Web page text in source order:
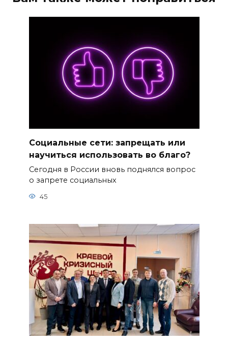
Социальные сети: запрещать или
научиться использовать во благо?
Сегодня в России вновь поднялся вопрос
о запрете социальных
45